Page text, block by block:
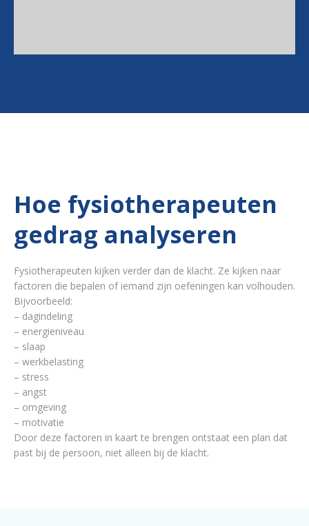
Hoe fysiotherapeuten
gedrag analyseren
Fysiotherapeuten kijken verder dan de klacht. Ze kijken naar
factoren die bepalen of iemand zijn oefeningen kan volhouden.
Bijvoorbeeld:
– dagindeling
– energieniveau
– slaap
– werkbelasting
– stress
– angst
– omgeving
– motivatie
Door deze factoren in kaart te brengen ontstaat een plan dat
past bij de persoon, niet alleen bij de klacht.